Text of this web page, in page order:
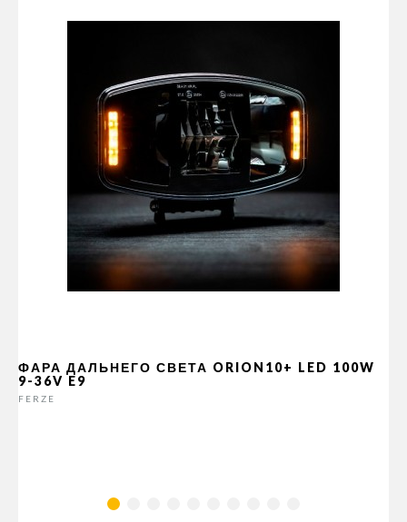
ФАРА ДАЛЬНЕГО СВЕТА ORION10+ LED 100W
9-36V E9
FERZE